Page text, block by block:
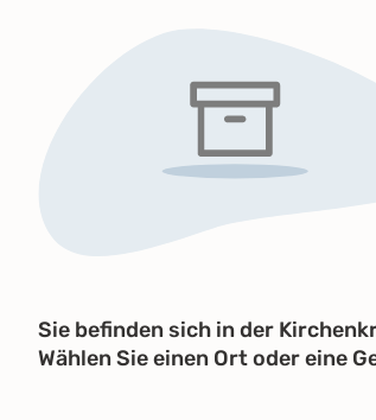
Sie befinden sich in der
Wählen Sie einen Ort oder eine